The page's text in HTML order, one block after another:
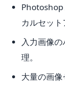
Photoshop
カルセット
入力画像
理。
大量の画